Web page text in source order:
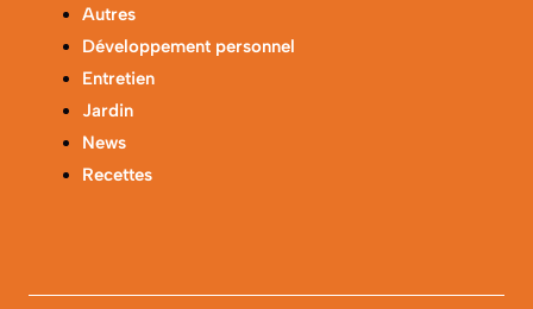
Autres
Développement personnel
Entretien
Jardin
News
Recettes